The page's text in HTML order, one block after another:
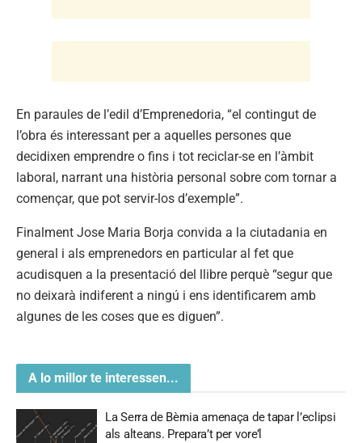
En paraules de l’edil d’Emprenedoria, “el contingut de
l’obra és interessant per a aquelles persones que
decidixen emprendre o fins i tot reciclar-se en l’àmbit
laboral, narrant una història personal sobre com tornar a
començar, que pot servir-los d’exemple”.
Finalment Jose Maria Borja convida a la ciutadania en
general i als emprenedors en particular al fet que
acudisquen a la presentació del llibre perquè “segur que
no deixarà indiferent a ningú i ens identificarem amb
algunes de les coses que es diguen”.
A lo millor te interessen...
La Serra de Bèrnia amenaça de tapar l’eclipsi
als alteans. Prepara’t per vore’l